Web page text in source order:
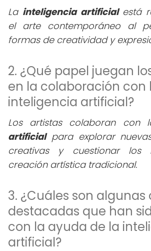
La inteligencia artificialestá
el arte contemporáneo al
formas de creatividad y
2. ¿Qué papel juegan
en la colaboración con
inteligencia artificial?
Los artistas colaboran con
artificialpara explorar
creativas y cuestionar
creación artística tradicional.
3. ¿Cuáles son algunas
destacadas que han
con la ayuda de la
artificial?